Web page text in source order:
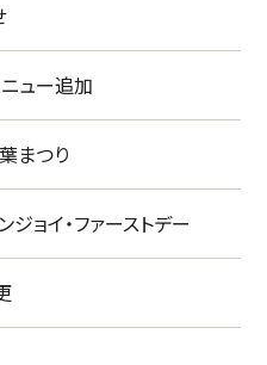
ュー追加
まつり
イ・ファーストデー